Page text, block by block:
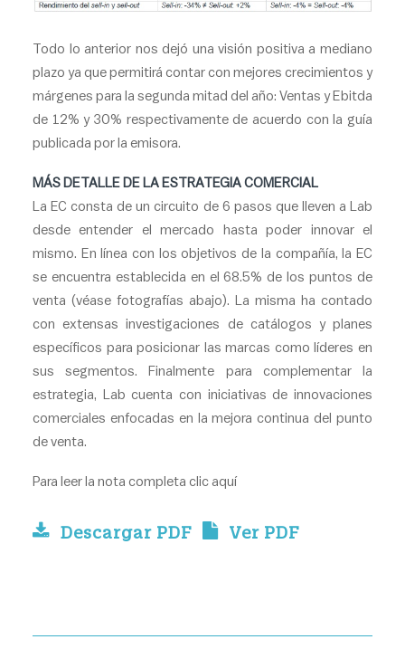
Todo lo anterior nos dejó una visión positiva a mediano
plazo ya que permitirá contar con mejores crecimientos y
márgenes para la segunda mitad del año: Ventas y Ebitda
de 12% y 30% respectivamente de acuerdo con la guía
publicada por la emisora.
MÁS DETALLE DE LA ESTRATEGIA COMERCIAL
La EC consta de un circuito de 6 pasos que lleven a Lab
desde entender el mercado hasta poder innovar el
mismo. En línea con los objetivos de la compañía, la EC
se encuentra establecida en el 68.5% de los puntos de
venta (véase fotografías abajo). La misma ha contado
con extensas investigaciones de catálogos y planes
específicos para posicionar las marcas como líderes en
sus segmentos. Finalmente para complementar la
estrategia, Lab cuenta con iniciativas de innovaciones
comerciales enfocadas en la mejora continua del punto
de venta.
Para leer la nota completa clic aquí
Descargar PDF Ver PDF